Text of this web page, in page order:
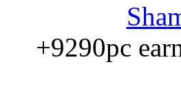
+9290pc